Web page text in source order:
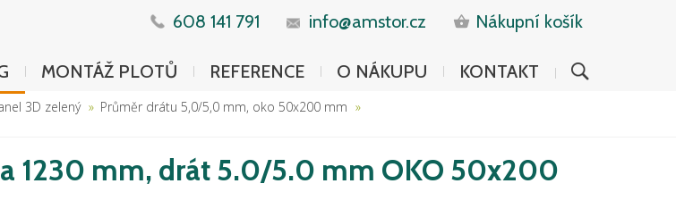
608 141 791 info@amstor.cz Nákupní košík
MONTÁŽ PLOTŮ REFERENCE O NÁKUPU KONTAKT
3D zelený
Průměr drátu 5,0/5,0 mm, oko 50x200 mm
1230 mm, drát 5.0/5.0 mm OKO 50x200